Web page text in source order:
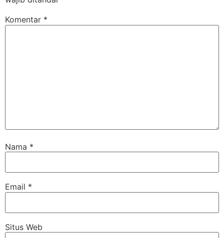
Komentar *
Nama *
Email *
Situs Web